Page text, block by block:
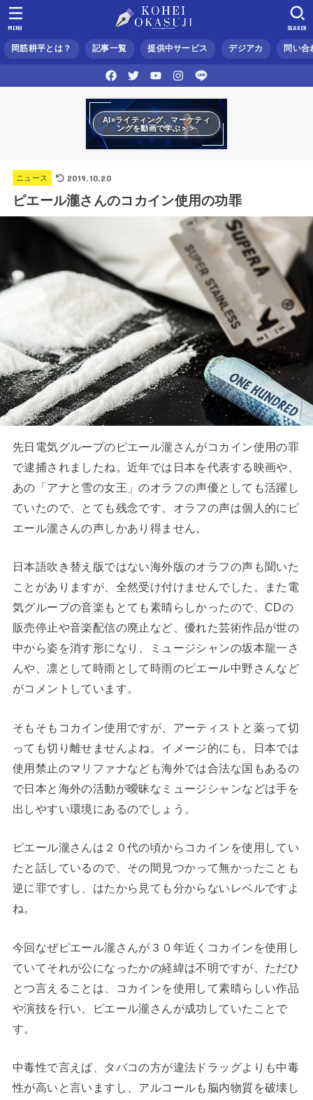
岡筋耕平とは？ 記事一覧 提供中サービス デジアカ 問い合
SEARCH
MENU
AI×ライティング、マーケティ
ングを動画で学ぶ＞＞
ニュース 2019.10.20
ピエール瀧さんのコカイン使用の功罪
先日電気グループのピエール瀧さんがコカイン使用の罪
で逮捕されましたね。近年では日本を代表する映画や、
あの「アナと雪の女王」のオラフの声優としても活躍し
ていたので、とても残念です。オラフの声は個人的にピ
エール瀧さんの声しかあり得ません。
日本語吹き替え版ではない海外版のオラフの声も聞いた
ことがありますが、全然受け付けませんでした。また電
気グループの音楽もとても素晴らしかったので、CDの
販売停止や音楽配信の廃止など、優れた芸術作品が世の
中から姿を消す形になり、ミュージシャンの坂本龍一さ
んや、凛として時雨として時雨のピエール中野さんなど
がコメントしています。
そもそもコカイン使用ですが、アーティストと薬って切
っても切り離せませんよね。イメージ的にも。日本では
使用禁止のマリファナなども海外では合法な国もあるの
で日本と海外の活動が曖昧なミュージシャンなどは手を
出しやすい環境にあるのでしょう。
ピエール瀧さんは２０代の頃からコカインを使用してい
たと話しているので、その間見つかって無かったことも
逆に罪ですし、はたから見ても分からないレベルですよ
ね。
今回なぜピエール瀧さんが３０年近くコカインを使用し
ていてそれが公になったかの経緯は不明ですが、ただひ
とつ言えることは、コカインを使用して素晴らしい作品
や演技を行い、ピエール瀧さんが成功していたことで
す。
中毒性で言えば、タバコの方が違法ドラッグよりも中毒
性が高いと言いますし、アルコールも脳内物質を破壊し